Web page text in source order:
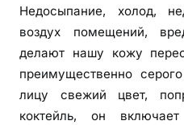
Недосыпание, холод,
воздух помещений,
делают нашу кожу
преимущественно
лицу свежий цвет,
коктейль, он